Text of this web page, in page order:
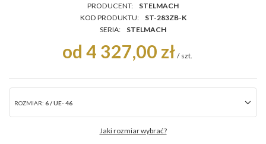
PRODUCENT:
STELMACH
KOD PRODUKTU:
ST-283ZB-K
SERIA:
STELMACH
od 4 327,00 zł / szt.
ROZMIAR: 6 / UE- 46
Jaki rozmiar wybrać?